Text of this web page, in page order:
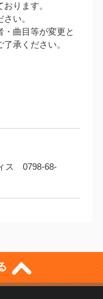
ります。
い。
曲目等が変更と
承ください。
ス 0798-68-